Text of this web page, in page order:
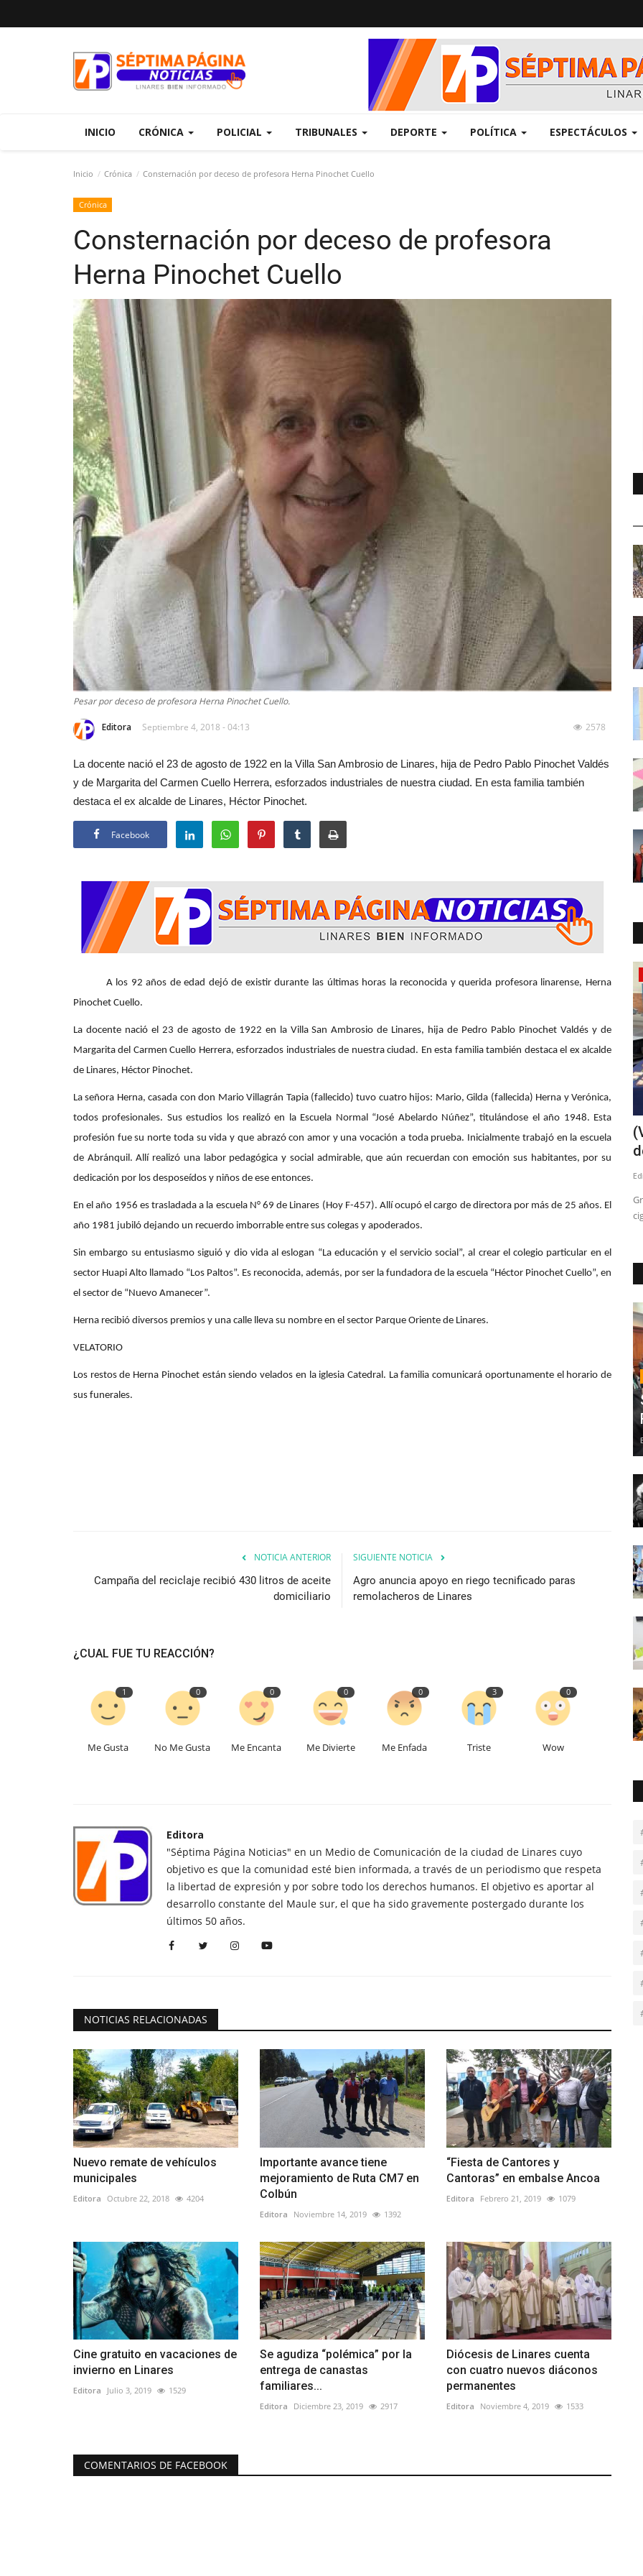
INICIO CRÓNICA POLICIAL TRIBUNALES DEPORTE POLÍTICA ESPECTÁCULOS
Inicio Crónica Consternación por deceso de profesora Herna Pinochet Cuello
Crónica
Consternación por deceso de profesora
Herna Pinochet Cuello
Pesar por deceso de profesora Herna Pinochet Cuello.
Editora Septiembre 4, 2018 - 04:13 2578
La docente nació el 23 de agosto de 1922 en la Villa San Ambrosio de Linares, hija de Pedro Pablo Pinochet Valdés
y de Margarita del Carmen Cuello Herrera, esforzados industriales de nuestra ciudad. En esta familia también
destaca el ex alcalde de Linares, Héctor Pinochet.
Facebook
A los 92 años de edad dejó de existir durante las últimas horas la reconocida y querida profesora linarense, Herna
Pinochet Cuello.
La docente nació el 23 de agosto de 1922 en la Villa San Ambrosio de Linares, hija de Pedro Pablo Pinochet Valdés y de
Margarita del Carmen Cuello Herrera, esforzados industriales de nuestra ciudad. En esta familia también destaca el ex alcalde
de Linares, Héctor Pinochet.
La señora Herna, casada con don Mario Villagrán Tapia (fallecido) tuvo cuatro hijos: Mario, Gilda (fallecida) Herna y Verónica,
todos profesionales. Sus estudios los realizó en la Escuela Normal “José Abelardo Núñez”, titulándose el año 1948. Esta
profesión fue su norte toda su vida y que abrazó con amor y una vocación a toda prueba. Inicialmente trabajó en la escuela
de Abránquil. Allí realizó una labor pedagógica y social admirable, que aún recuerdan con emoción sus habitantes, por su
dedicación por los desposeídos y niños de ese entonces.
En el año 1956 es trasladada a la escuela N° 69 de Linares (Hoy F-457). Allí ocupó el cargo de directora por más de 25 años. El
año 1981 jubiló dejando un recuerdo imborrable entre sus colegas y apoderados.
Sin embargo su entusiasmo siguió y dio vida al eslogan “La educación y el servicio social”, al crear el colegio particular en el
sector Huapi Alto llamado “Los Paltos”. Es reconocida, además, por ser la fundadora de la escuela “Héctor Pinochet Cuello”, en
el sector de “Nuevo Amanecer”.
Herna recibió diversos premios y una calle lleva su nombre en el sector Parque Oriente de Linares.
VELATORIO
Los restos de Herna Pinochet están siendo velados en la iglesia Catedral. La familia comunicará oportunamente el horario de
sus funerales.
NOTICIA ANTERIOR
Campaña del reciclaje recibió 430 litros de aceite
domiciliario
SIGUIENTE NOTICIA
Agro anuncia apoyo en riego tecnificado paras
remolacheros de Linares
¿CUAL FUE TU REACCIÓN?
1
Me Gusta
0
No Me Gusta
0
Me Encanta
0
Me Divierte
0
Me Enfada
3
Triste
0
Wow
Editora
"Séptima Página Noticias" en un Medio de Comunicación de la ciudad de Linares cuyo
objetivo es que la comunidad esté bien informada, a través de un periodismo que respeta
la libertad de expresión y por sobre todo los derechos humanos. El objetivo es aportar al
desarrollo constante del Maule sur, el que ha sido gravemente postergado durante los
últimos 50 años.
NOTICIAS RELACIONADAS
Nuevo remate de vehículos
municipales
Editora Octubre 22, 2018 4204
Importante avance tiene
mejoramiento de Ruta CM7 en
Colbún
Editora Noviembre 14, 2019 1392
“Fiesta de Cantores y
Cantoras” en embalse Ancoa
Editora Febrero 21, 2019 1079
Cine gratuito en vacaciones de
invierno en Linares
Editora Julio 3, 2019 1529
Se agudiza “polémica” por la
entrega de canastas
familiares...
Editora Diciembre 23, 2019 2917
Diócesis de Linares cuenta
con cuatro nuevos diáconos
permanentes
Editora Noviembre 4, 2019 1533
COMENTARIOS DE FACEBOOK
(VIDEO) Recalentamiento de calefactor
habría provocado...
Editora Julio 9, 2026 642
El inmueble estaba sin moradores. Al lugar, kilómetro 17, se
Agua que se va, nieve que falta: la
paradoja de un Maule...
"Los datos actuales reflejan esta realidad. Al 3 de agosto, la